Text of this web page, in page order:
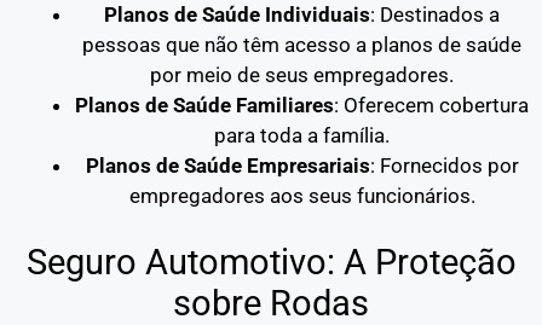
Planos de Saúde Individuais: Destinados a
pessoas que não têm acesso a planos de saúde
por meio de seus empregadores.
Planos de Saúde Familiares: Oferecem cobertura
para toda a família.
Planos de Saúde Empresariais: Fornecidos por
empregadores aos seus funcionários.
Seguro Automotivo: A Proteção
sobre Rodas